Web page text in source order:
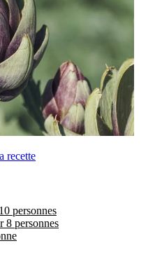
recette
personnes
8 personnes